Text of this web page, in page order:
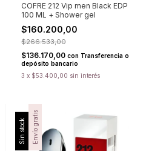
COFRE 212 Vip men Black EDP
100 ML + Shower gel
$160.200,00
$266.533,00
$136.170,00 con Transferencia o
depósito bancario
3 x $53.400,00 sin interés
Sin stock Envío gratis